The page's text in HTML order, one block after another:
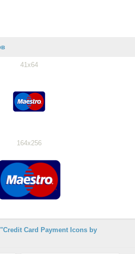
41x64
164x256
Card Payment Icons by